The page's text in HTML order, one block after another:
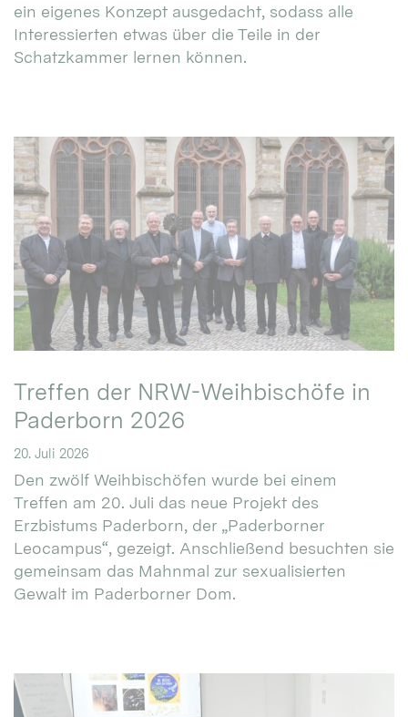
ein eigenes Konzept ausgedacht, sodass alle
Interessierten etwas über die Teile in der
Schatzkammer lernen können.
Treffen der NRW-Weihbischöfe in
Paderborn 2026
20. Juli 2026
Den zwölf Weihbischöfen wurde bei einem
Treffen am 20. Juli das neue Projekt des
Erzbistums Paderborn, der „Paderborner
Leocampus“, gezeigt. Anschließend besuchten sie
gemeinsam das Mahnmal zur sexualisierten
Gewalt im Paderborner Dom.